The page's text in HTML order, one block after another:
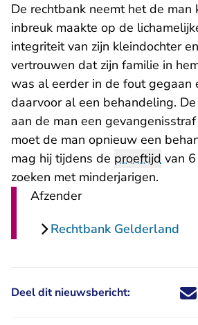
De rechtbank neemt het de
inbreuk maakte op de
integriteit van zijn kleindochter
vertrouwen dat zijn familie in
was al eerder in de fout gegaan
daarvoor al een behandeling.
aan de man een
moet de man opnieuw een
mag hij tijdens de proeftijd van
zoeken met minderjarigen.
Afzender
Rechtbank Gelderland
Deel dit nieuwsbericht: Deel dit
Deel